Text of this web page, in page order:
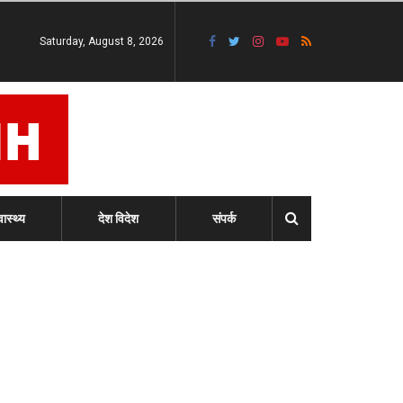
Saturday, August 8, 2026
देश विदेश संपर्क